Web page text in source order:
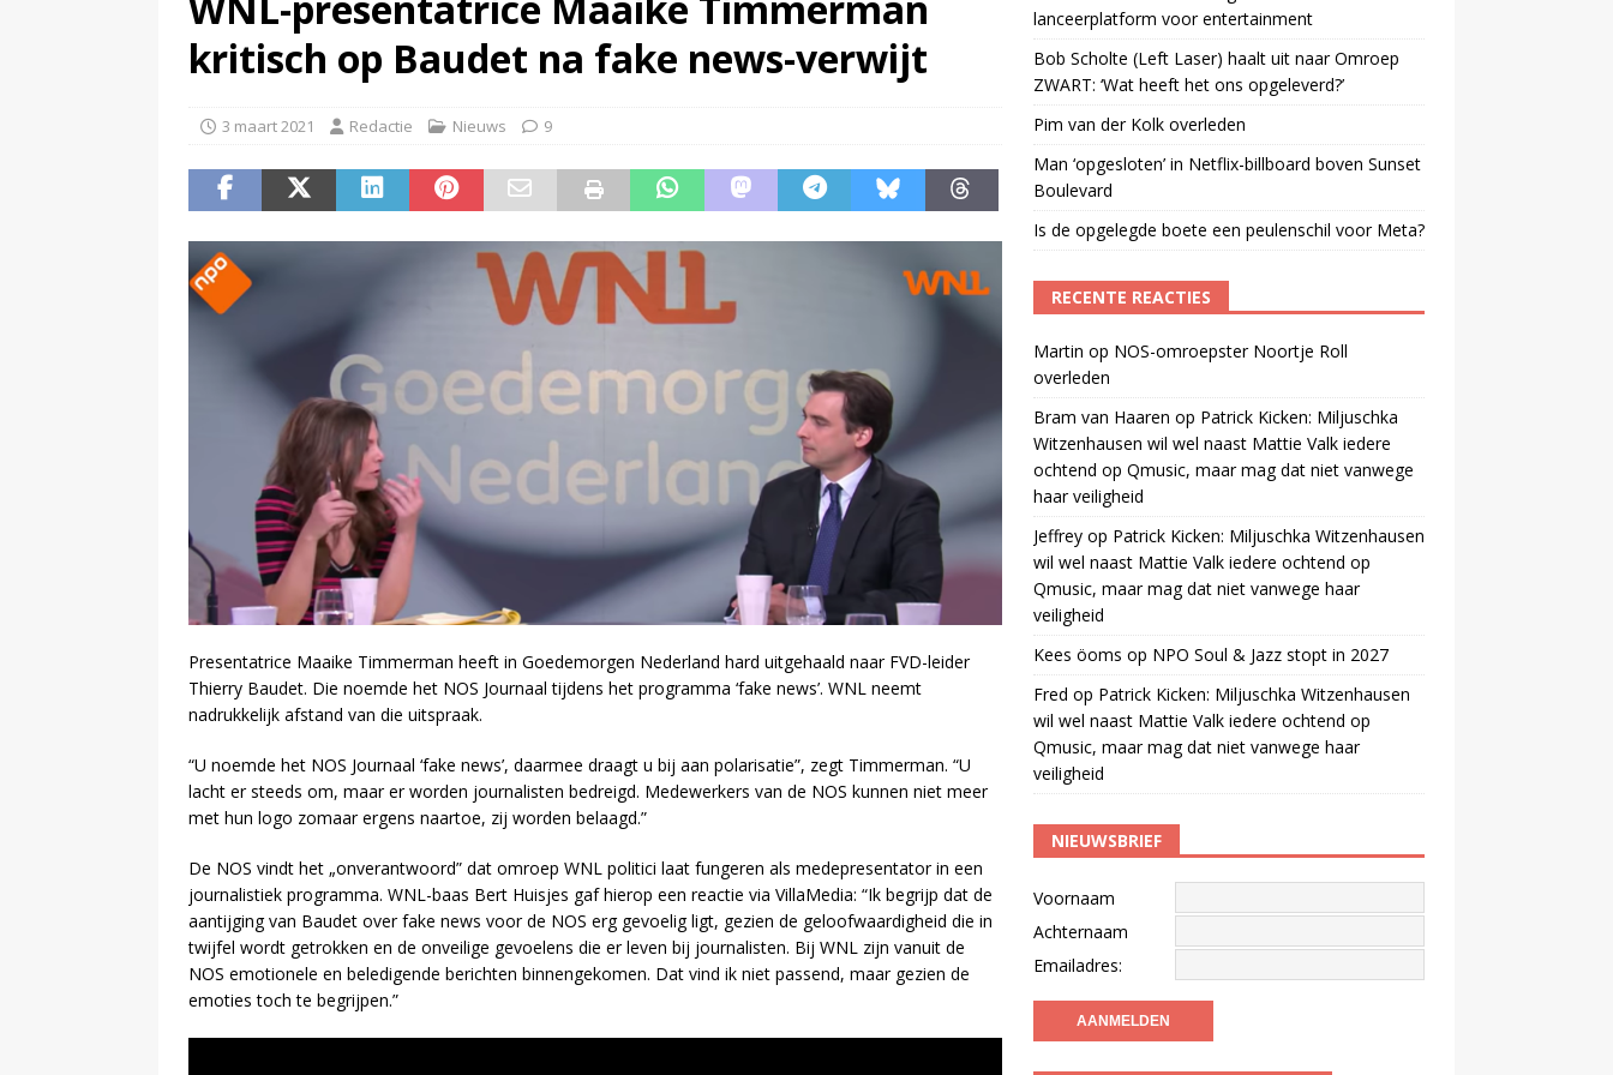
kritisch op Baudet na fake news-verwijt
3 maart 2021 Redactie Nieuws 9
Presentatrice Maaike Timmerman heeft in Goedemorgen Nederland hard uitgehaald naar FVD-leider
Thierry Baudet. Die noemde het NOS Journaal tijdens het programma ‘fake news’. WNL neemt
nadrukkelijk afstand van die uitspraak.
“U noemde het NOS Journaal ‘fake news’, daarmee draagt u bij aan polarisatie”, zegt Timmerman. “U
lacht er steeds om, maar er worden journalisten bedreigd. Medewerkers van de NOS kunnen niet meer
met hun logo zomaar ergens naartoe, zij worden belaagd.”
De NOS vindt het „onverantwoord” dat omroep WNL politici laat fungeren als medepresentator in een
journalistiek programma. WNL-baas Bert Huisjes gaf hierop een reactie via VillaMedia: “Ik begrijp dat de
aantijging van Baudet over fake news voor de NOS erg gevoelig ligt, gezien de geloofwaardigheid die in
twijfel wordt getrokken en de onveilige gevoelens die er leven bij journalisten. Bij WNL zijn vanuit de
NOS emotionele en beledigende berichten binnengekomen. Dat vind ik niet passend, maar gezien de
emoties toch te begrijpen.”
lanceerplatform voor entertainment
Bob Scholte (Left Laser) haalt uit naar Omroep
ZWART: ‘Wat heeft het ons opgeleverd?’
Pim van der Kolk overleden
Man ‘opgesloten’ in Netflix-billboard boven Sunset
Boulevard
Is de opgelegde boete een peulenschil voor Meta?
RECENTE REACTIES
Martin op NOS-omroepster Noortje Roll
overleden
Bram van Haaren op Patrick Kicken: Miljuschka
Witzenhausen wil wel naast Mattie Valk iedere
ochtend op Qmusic, maar mag dat niet vanwege
haar veiligheid
Jeffreyop Patrick Kicken: Miljuschka Witzenhausen
wil wel naast Mattie Valk iedere ochtend op
Qmusic, maar mag dat niet vanwege haar
veiligheid
Kees öoms op NPO Soul & Jazz stopt in 2027
Fred op Patrick Kicken: Miljuschka Witzenhausen
wil wel naast Mattie Valk iedere ochtend op
Qmusic, maar mag dat niet vanwege haar
veiligheid
NIEUWSBRIEF
Voornaam
Achternaam
Emailadres: